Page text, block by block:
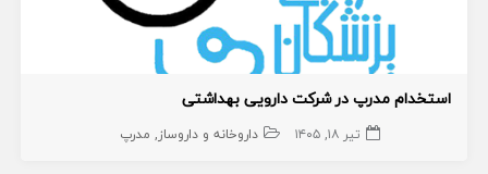
استخدام مدرپ در شرکت دارویی بهداشتی
تیر ۱۸, ۱۴۰۵ داروخانه و داروساز مدرپ